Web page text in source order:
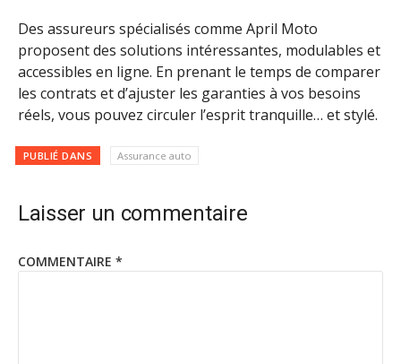
Des assureurs spécialisés comme April Moto
proposent des solutions intéressantes, modulables et
accessibles en ligne. En prenant le temps de comparer
les contrats et d’ajuster les garanties à vos besoins
réels, vous pouvez circuler l’esprit tranquille… et stylé.
PUBLIÉ DANS Assurance auto
Laisser un commentaire
COMMENTAIRE *